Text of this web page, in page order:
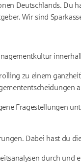
Deutschlands. Du
Wir sind
zu einem
Fragestellungen
Dabei hast du
durch und